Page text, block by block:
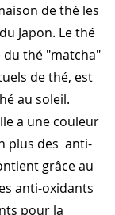
de thé les
Japon. Le thé
du thé "matcha"
de thé, est
au soleil.
a une couleur
plus des anti-
grâce au
anti-oxidants
pour la